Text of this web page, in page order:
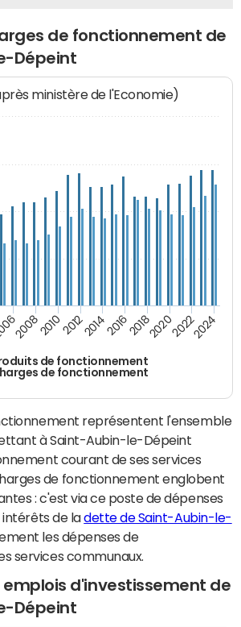
de fonctionnement de
Dépeint
ministère de l'Economie)
de fonctionnement
de fonctionnement
200820102012201420162018202020222024
représentent l'ensemble
à Saint-Aubin-le-Dépeint
courant de ses services
de fonctionnement englobent
: c'est via ce poste de dépenses
intérêts de ladette de Saint-Aubin-le-
les dépenses de
services communaux.
emplois d'investissement de
Dépeint